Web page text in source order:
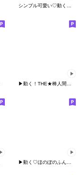
▶︎動く！THE★棒人間１。リアクション！